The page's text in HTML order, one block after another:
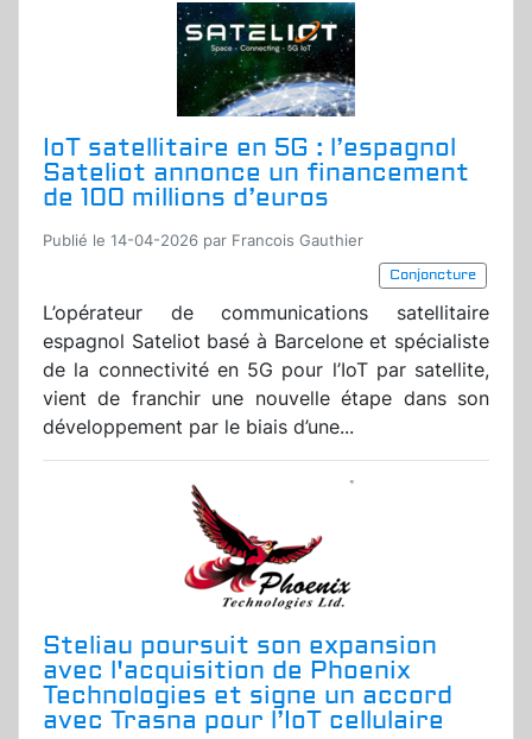
IoT satellitaire en 5G : l’espagnol
Sateliot annonce un financement
de 100 millions d’euros
Publié le 14-04-2026 par Francois Gauthier
Conjoncture
L’opérateur de communications satellitaire
espagnol Sateliot basé à Barcelone et spécialiste
de la connectivité en 5G pour l’IoT par satellite,
vient de franchir une nouvelle étape dans son
développement par le biais d’une...
Steliau poursuit son expansion
avec l'acquisition de Phoenix
Technologies et signe un accord
avec Trasna pour l’IoT cellulaire